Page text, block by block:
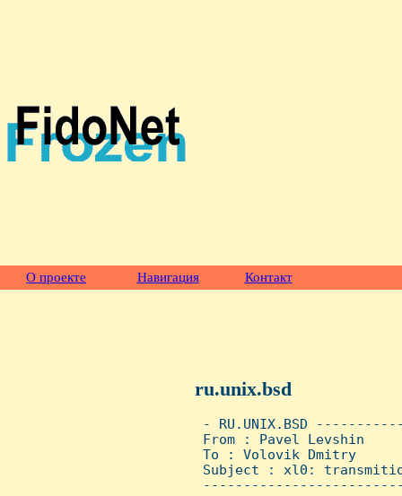
О проекте Навигация Контакт
ru.unix.bsd
- RU.UNIX.BSD
From : Pavel Levshin
To : Volovik Dmitry
Subject : xl0: